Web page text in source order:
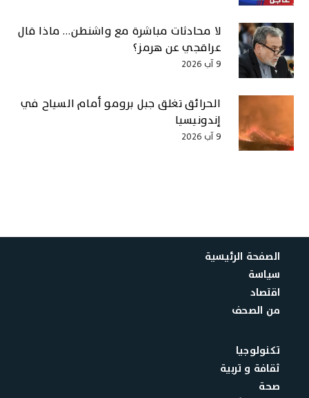
لا محادثات مباشرة مع واشنطن… ماذا قال
عراقجي عن هرمز؟
9 آب 2026
الحرائق تغلق جبل برومو أمام السياح في
إندونيسيا
9 آب 2026
الصفحة الرئيسية
سياسة
اقتصاد
من الصحف
تكنولوجيا
ثقافة و تربية
صحة